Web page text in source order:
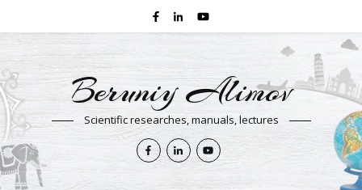
Beruniy Alimov
Scientific researches, manuals, lectures